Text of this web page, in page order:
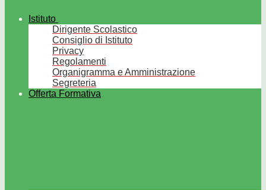
Istituto
Dirigente Scolastico
Consiglio di Istituto
Privacy
Regolamenti
Organigramma e Amministrazione
Segreteria
Offerta Formativa